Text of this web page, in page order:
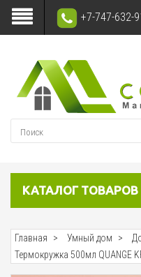
+7-747-632-
КАТАЛОГ ТОВАРОВ
Главная Умный дом
Термокружка 500мл QUANGE